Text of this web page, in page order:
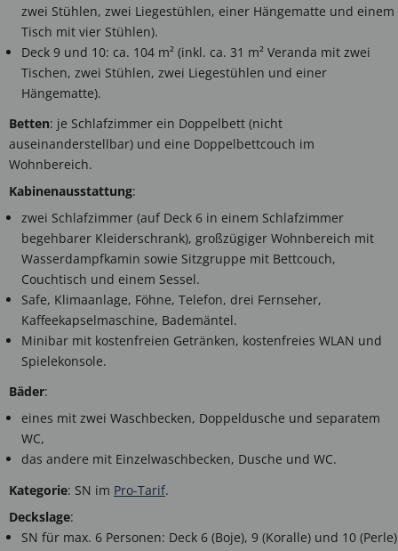
zwei Stühlen, zwei Liegestühlen, einer Hängematte und einem
Tisch mit vier Stühlen).
Deck 9 und 10: ca. 104 m² (inkl. ca. 31 m² Veranda mit zwei
Tischen, zwei Stühlen, zwei Liegestühlen und einer
Hängematte).
Betten: je Schlafzimmer ein Doppelbett (nicht
auseinanderstellbar) und eine Doppelbettcouch im
Wohnbereich.
Kabinenausstattung:
zwei Schlafzimmer (auf Deck 6 in einem Schlafzimmer
begehbarer Kleiderschrank), großzügiger Wohnbereich mit
Wasserdampfkamin sowie Sitzgruppe mit Bettcouch,
Couchtisch und einem Sessel.
Safe, Klimaanlage, Föhne, Telefon, drei Fernseher,
Kaffeekapselmaschine, Bademäntel.
Minibar mit kostenfreien Getränken, kostenfreies WLAN und
Spielekonsole.
Bäder:
eines mit zwei Waschbecken, Doppeldusche und separatem
WC,
das andere mit Einzelwaschbecken, Dusche und WC.
Kategorie: SN im Pro-Tarif.
Deckslage:
SN für max. 6 Personen: Deck 6 (Boje), 9 (Koralle) und 10